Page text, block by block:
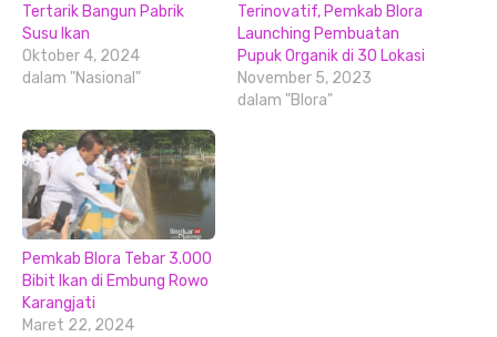
Tertarik Bangun Pabrik
Susu Ikan
Oktober 4, 2024
dalam "Nasional"
Terinovatif, Pemkab Blora
Launching Pembuatan
Pupuk Organik di 30 Lokasi
November 5, 2023
dalam "Blora"
Pemkab Blora Tebar 3.000
Bibit Ikan di Embung Rowo
Karangjati
Maret 22, 2024